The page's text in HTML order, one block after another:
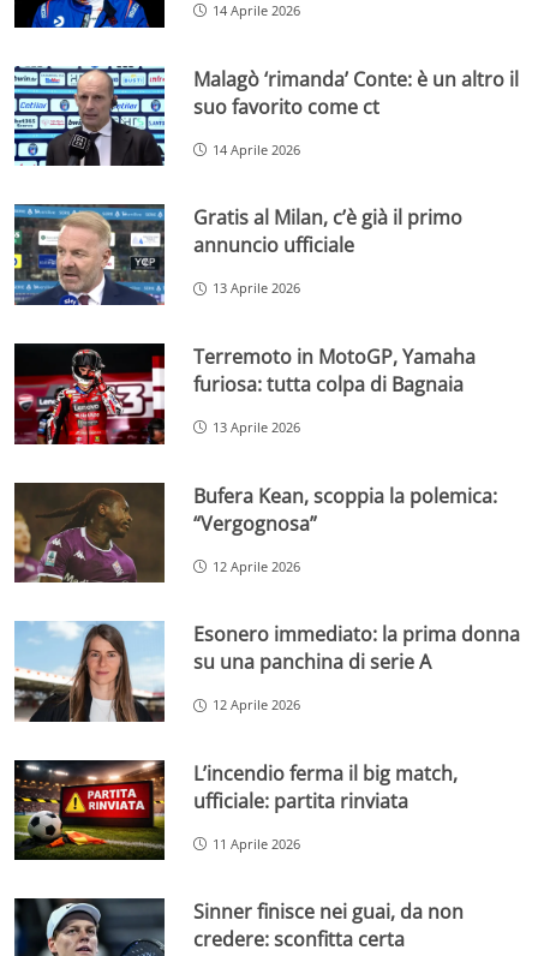
14 Aprile 2026
Malagò ‘rimanda’ Conte: è un altro il
suo favorito come ct
14 Aprile 2026
Gratis al Milan, c’è già il primo
annuncio ufficiale
13 Aprile 2026
Terremoto in MotoGP, Yamaha
furiosa: tutta colpa di Bagnaia
13 Aprile 2026
Bufera Kean, scoppia la polemica:
“Vergognosa”
12 Aprile 2026
Esonero immediato: la prima donna
su una panchina di serie A
12 Aprile 2026
L’incendio ferma il big match,
ufficiale: partita rinviata
11 Aprile 2026
Sinner finisce nei guai, da non
credere: sconfitta certa